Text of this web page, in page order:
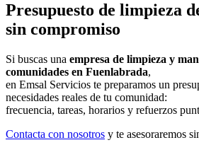
Presupuesto de limpieza
sin compromiso
Si buscas una empresa de limpieza y
comunidades en Fuenlabrada,
en Emsal Servicios te preparamos un
necesidades reales de tu comunidad:
frecuencia, tareas, horarios y refuerzos
Contacta con nosotros y te asesoraremos